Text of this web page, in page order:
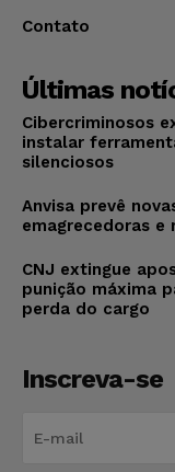
Contato
Últimas
Cibercriminosos
instalar
silenciosos
Anvisa prevê
emagrecedoras
CNJ extingue
punição máxima
perda do cargo
Inscreva-se